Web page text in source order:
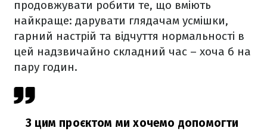
продовжувати робити те, що вміють
найкраще: дарувати глядачам усмішки,
гарний настрій та відчуття нормальності в
цей надзвичайно складний час – хоча б на
пару годин.
З цим проєктом ми хочемо допомогти